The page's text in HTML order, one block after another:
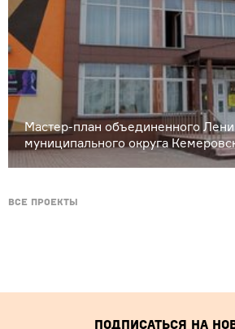
Мастер-план объединенного
муниципального округа
Все проекты
Подписаться на